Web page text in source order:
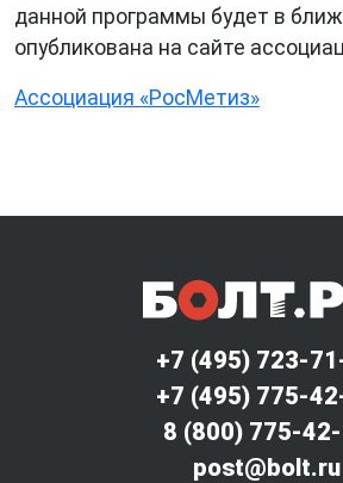
данной программы будет в
опубликована на сайте
Ассоциация «РосМетиз»
+7 (495) 723-
+7 (495) 775-
8 (800) 775-
post@bolt.ru